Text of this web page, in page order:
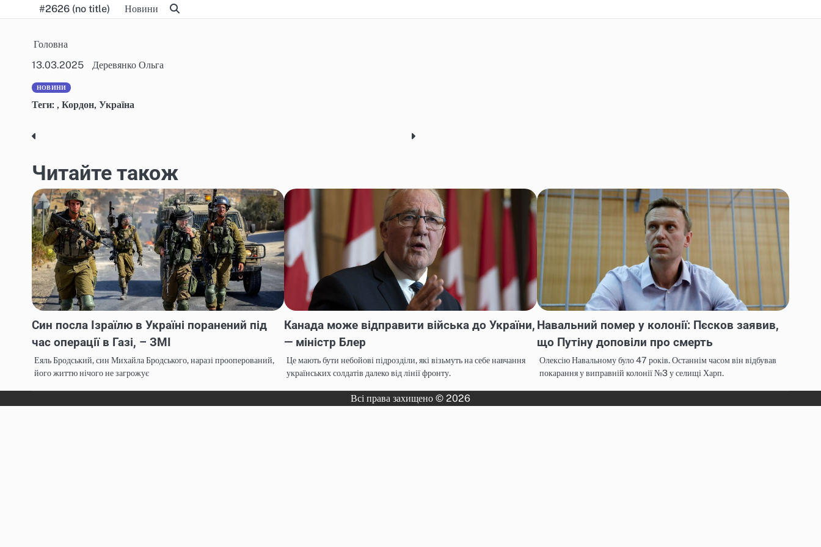
to
#2626 (no title) Новини
Головна
13.03.2025
Деревянко Ольга
НОВИНИ
Теги: , Кордон, Україна
Post
navigation
Читайте також
Син посла Ізраїлю в Україні поранений під
час операції в Газі, – ЗМІ
Еяль Бродський, син Михайла Бродського, наразі прооперований,
його життю нічого не загрожує
Канада може відправити війська до України,
— міністр Блер
Це мають бути небойові підрозділи, які візьмуть на себе навчання
українських солдатів далеко від лінії фронту.
Навальний помер у колонії: Пєсков заявив,
що Путіну доповіли про смерть
Олексію Навальному було 47 років. Останнім часом він відбував
покарання у виправній колонії №3 у селищі Харп.
Всі права захищено © 2026